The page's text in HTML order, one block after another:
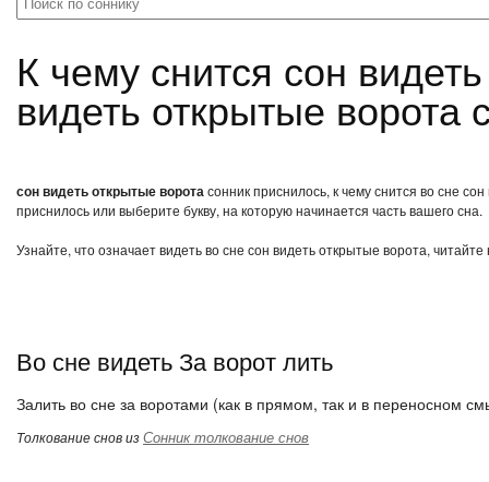
К чему снится сон видеть открытые ворота? сон
видеть открытые ворота
сон видеть открытые воротасонник приснилось, к чему снится во сне
приснилось или выберите букву, на которую начинается часть вашего сна.
Узнайте, что означает видеть во сне сон видеть открытые ворота,
Во сне видеть За ворот лить
Залить во сне за воротами (как в прямом, так и в переносном
Толкование снов изСонник толкование снов